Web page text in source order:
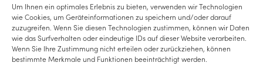
Um Ihnen ein optimales Erlebnis zu bieten, verwenden wir Technologien
wie Cookies, um Geräteinformationen zu speichern und/oder darauf
zuzugreifen. Wenn Sie diesen Technologien zustimmen, können wir Daten
wie das Surfverhalten oder eindeutige IDs auf dieser Website verarbeiten.
Wenn Sie Ihre Zustimmung nicht erteilen oder zurückziehen, können
bestimmte Merkmale und Funktionen beeinträchtigt werden.
Kieferbeschwerden
• Beckenschiefstand, funktionelle
Beinlängendifferenzen, Skoliose
• Psychosomatische Beschwerden, emotionale